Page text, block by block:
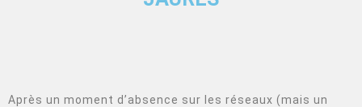
Après un moment d’absence sur les réseaux (mais un